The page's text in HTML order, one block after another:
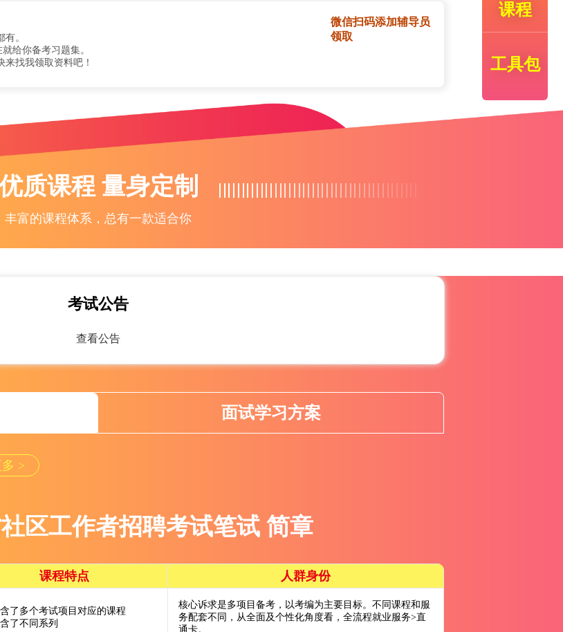
课程
工具包
。
给你备考习题集。
找我领取资料吧！
微信扫码添加辅导员
领取
质课程 量身定制
丰富的课程体系，总有一款适合你
考试公告
查看公告
面试学习方案
>
区工作者招聘考试笔试 简章
课程特点 人群身份
了多个考试项目对应的课程
了不同系列
核心诉求是多项目备考，以考编为主要目标。不同课程和服
务配套不同，从全面及个性化角度看，全流程就业服务>直
通卡。